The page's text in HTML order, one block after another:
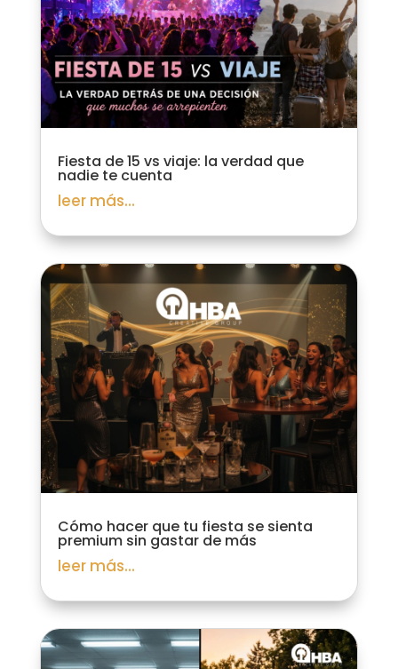
Fiesta de 15 vs viaje: la verdad que
nadie te cuenta
leer más...
Cómo hacer que tu fiesta se sienta
premium sin gastar de más
leer más...